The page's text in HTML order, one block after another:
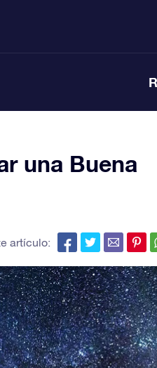
una Buena
artículo: